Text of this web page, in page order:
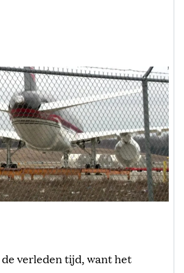
verleden tijd, want het